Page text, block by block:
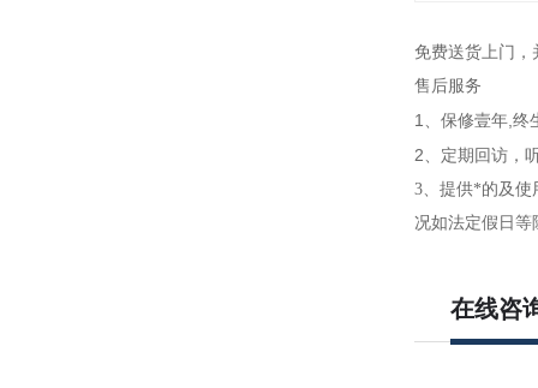
免费送货上门，
售后服务
1 、保修壹年, 终
2、定期回访，
3、提供*的及使
况如法定假日等
在线咨